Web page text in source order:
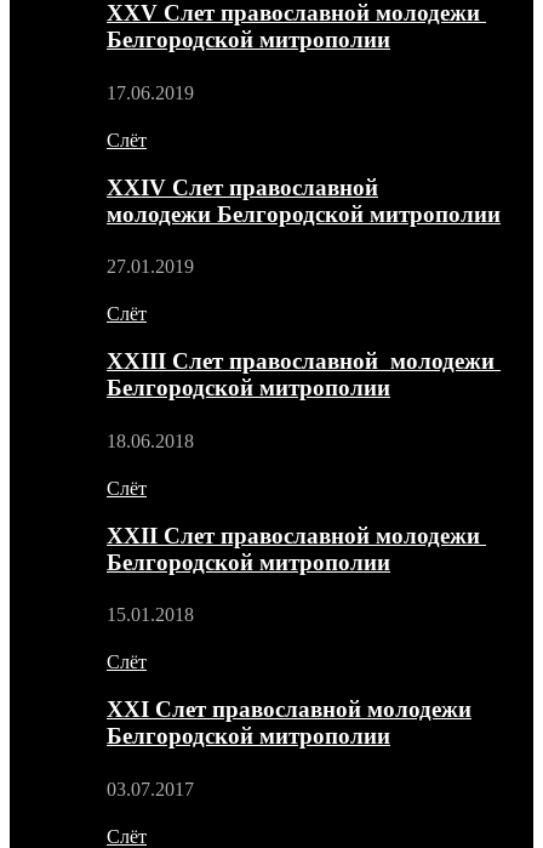
XXV Слет православной молодежи
Белгородской митрополии
17.06.2019
Слёт
XXIV Слет православной
молодежи Белгородской митрополии
27.01.2019
Слёт
XXIII Слет православной молодежи
Белгородской митрополии
18.06.2018
Слёт
XXII Слет православной молодежи
Белгородской митрополии
15.01.2018
Слёт
XXI Слет православной молодежи
Белгородской митрополии
03.07.2017
Слёт